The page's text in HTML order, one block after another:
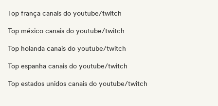
Top frança canais do youtube/twitch
Top méxico canais do youtube/twitch
Top holanda canais do youtube/twitch
Top espanha canais do youtube/twitch
Top estados unidos canais do youtube/twitch